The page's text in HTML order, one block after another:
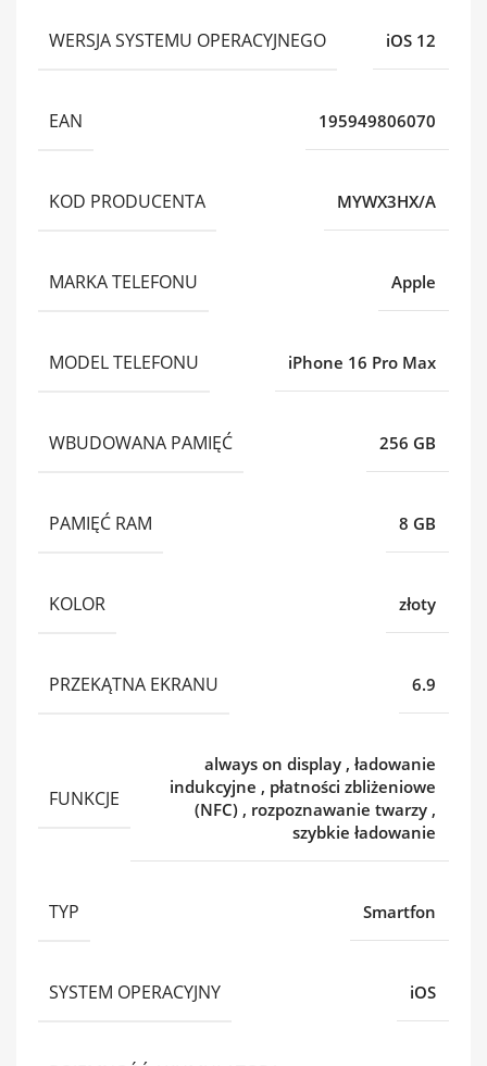
WERSJA SYSTEMU OPERACYJNEGO iOS 12
EAN 195949806070
KOD PRODUCENTA MYWX3HX/A
MARKA TELEFONU Apple
MODEL TELEFONU iPhone 16 Pro Max
WBUDOWANA PAMIĘĆ 256 GB
PAMIĘĆ RAM 8 GB
KOLOR złoty
PRZEKĄTNA EKRANU 6.9
FUNKCJE
always on display , ładowanie
indukcyjne , płatności zbliżeniowe
(NFC) , rozpoznawanie twarzy ,
szybkie ładowanie
TYP Smartfon
SYSTEM OPERACYJNY iOS